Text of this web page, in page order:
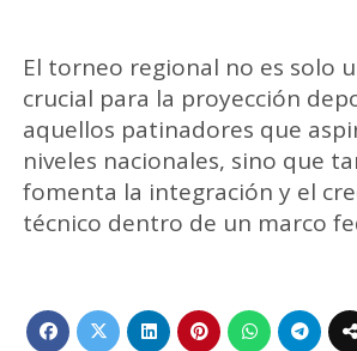
El torneo regional no es solo
crucial para la proyección
aquellos patinadores que
niveles nacionales, sino que
fomenta la integración y el
técnico dentro de un marco